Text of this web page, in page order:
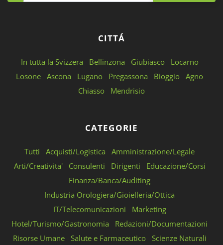
CITTÁ
In tutta la Svizzera Bellinzona Giubiasco
Locarno
Losone Ascona Lugano Pregassona Bioggio Agno
Chiasso
Mendrisio
CATEGORIE
Tutti Acquisti/Logistica
Amministrazione/Legale
Arti/Creativita'
Consulenti Dirigenti
Educazione/Corsi
Finanza/Banca/Auditing
Industria Orologiera/Gioielleria/Ottica
IT/Telecomunicazioni
Marketing
Hotel/Turismo/Gastronomia
Redazioni/Documentazioni
Risorse Umane
Salute e Farmaceutico Scienze Naturali